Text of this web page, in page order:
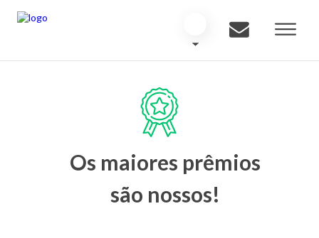
Os maiores prêmios
são nossos!